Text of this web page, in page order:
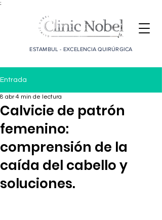
;
ESTAMBUL - EXCELENCIA QUIRÚRGICA
Entrada
Calvicie de patrón
femenino:
comprensión de la
caída del cabello y
soluciones.
8 abr 4 min de lectura